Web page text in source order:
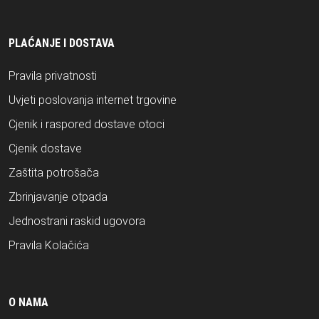
PLAĆANJE I DOSTAVA
Pravila privatnosti
Uvjeti poslovanja internet trgovine
Cjenik i raspored dostave otoci
Cjenik dostave
Zaštita potrošača
Zbrinjavanje otpada
Jednostrani raskid ugovora
Pravila Kolačića
O NAMA